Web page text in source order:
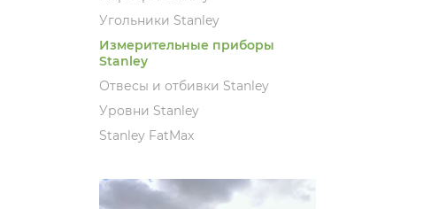
Угольники Stanley
Измерительные приборы
Stanley
Отвесы и отбивки Stanley
Уровни Stanley
Stanley FatMax